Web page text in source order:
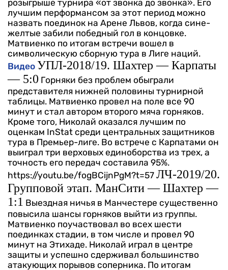
розыгрыше турнира «от звонка до звонка». Его
лучшим перформансом за этот период можно
назвать поединок на Арене Львов, когда сине-
желтые забили победный гол в концовке.
Матвиенко по итогам встречи вошел в
символическую сборную тура в Лиге наций.
Видео УПЛ-2018/19. Шахтер — Карпаты
— 5:0 Горняки без проблем обыграли
представителя нижней половины турнирной
таблицы. Матвиенко провел на поле все 90
минут и стал автором второго мяча горняков.
Кроме того, Николай оказался лучшим по
оценкам InStat среди центральных защитников
тура в Премьер-лиге. Во встрече с Карпатами он
выиграл три верховых единоборства из трех, а
точность его передач составила 95%.
https://youtu.be/fogBCijnPgM?t=57 ЛЧ-2019/20.
Групповой этап. МанСити — Шахтер —
1:1 Выездная ничья в Манчестере существенно
повысила шансы горняков выйти из группы.
Матвиенко поучаствовал во всех шести
поединках стадии, в том числе и провел 90
минут на Этихаде. Николай играл в центре
защиты и успешно сдерживал большинство
атакующих порывов соперника. По итогам